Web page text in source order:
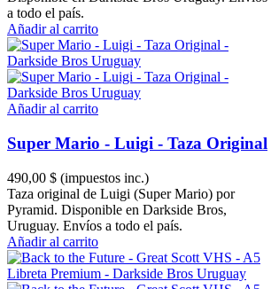
a todo el país.
Añadir al carrito
Añadir al carrito
Super Mario - Luigi - Taza Original
490,00 $ (impuestos inc.)
Taza original de Luigi (Super Mario) por
Pyramid. Disponible en Darkside Bros,
Uruguay. Envíos a todo el país.
Añadir al carrito